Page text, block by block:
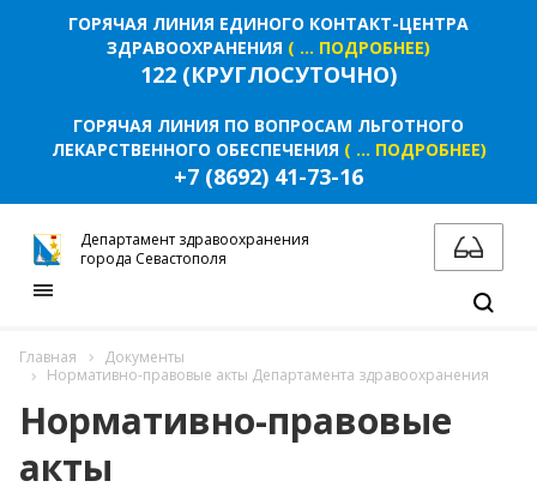
Главная
Документы
Нормативно-правовые акты Департамента здравоохранения
Нормативно-правовые
акты
ГОРЯЧАЯ ЛИНИЯ ЕДИНОГО КОНТАКТ-ЦЕНТРА
ЗДРАВООХРАНЕНИЯ ( ... ПОДРОБНЕЕ)
122 (КРУГЛОСУТОЧНО)
ГОРЯЧАЯ ЛИНИЯ ПО ВОПРОСАМ ЛЬГОТНОГО
ЛЕКАРСТВЕННОГО ОБЕСПЕЧЕНИЯ ( ... ПОДРОБНЕЕ)
+7 (8692) 41-73-16
Департамент здравоохранения
города Севастополя